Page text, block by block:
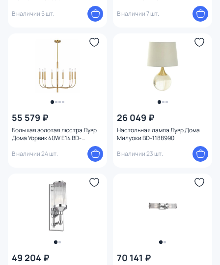
В наличии 5 шт.
В наличии 7 шт.
55 579 ₽
Большая золотая люстра Лувр
Дома Уорвик 40W E14 BD-
В наличии 24 шт.
26 049 ₽
Настольная лампа Лувр Дома
Милуоки BD-1188990
В наличии 23 шт.
49 204 ₽ 70 141 ₽